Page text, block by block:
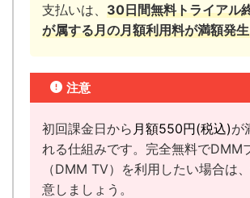
支払いは、 30日間無料トライアル
が属する月の月額利用料が満額発
注意
初回課金日から 月額550円(税込)が
れる仕組みです。完全無料でDMM
（DMM TV）を利用したい場合は
意しましょう。